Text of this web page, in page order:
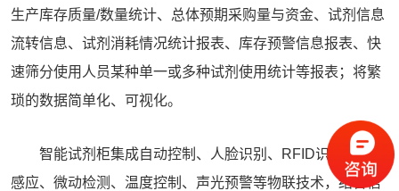
生产库存质量/数量统计、总体预期采购量与资金、试剂信息
流转信息、试剂消耗情况统计报表、库存预警信息报表、快
速筛分使用人员某种单一或多种试剂使用统计等报表；将繁
琐的数据简单化、可视化。
智能试剂柜集成自动控制、人脸识别、RFID识别、光耦
感应、微动检测、温度控制、声光预警等物联技术，结合信